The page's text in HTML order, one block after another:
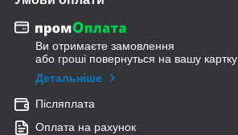
Ви отримаєте замовлення
або гроші повернуться на вашу картку
Детальніше
Післяплата
Оплата на рахунок